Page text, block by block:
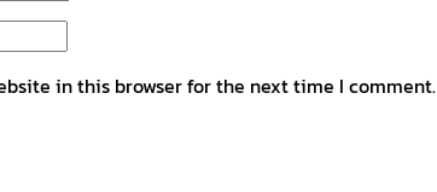
in this browser for the next time I comment.